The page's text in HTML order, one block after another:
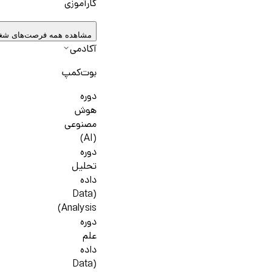
کارآموزی
مشاهده همه فرصت‌های
آکادمی
بوت‌کمپ
دوره
هوش
مصنوعی
(AI)
دوره
تحلیل
داده
(Data
Analysis)
دوره
علم
داده
(Data